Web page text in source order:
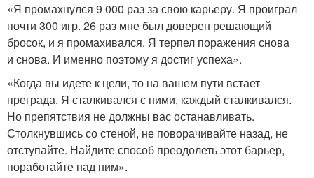
«Я промахнулся 9 000 раз за свою карьеру. Я проиграл
почти 300 игр. 26 раз мне был доверен решающий
бросок, и я промахивался. Я терпел поражения снова
и снова. И именно поэтому я достиг успеха».
«Когда вы идете к цели, то на вашем пути встает
преграда. Я сталкивался с ними, каждый сталкивался.
Но препятствия не должны вас останавливать.
Столкнувшись со стеной, не поворачивайте назад, не
отступайте. Найдите способ преодолеть этот барьер,
поработайте над ним».